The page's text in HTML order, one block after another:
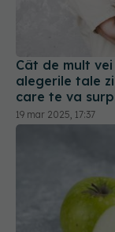
Cât de mult
alegerile tale
care te va
19 mar 2025, 17:37